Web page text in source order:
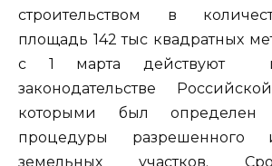
строительством в
площадь 142 тыс квадратных
с 1 марта действуют
законодательстве
которыми был
процедуры разрешенного
земельных участков.